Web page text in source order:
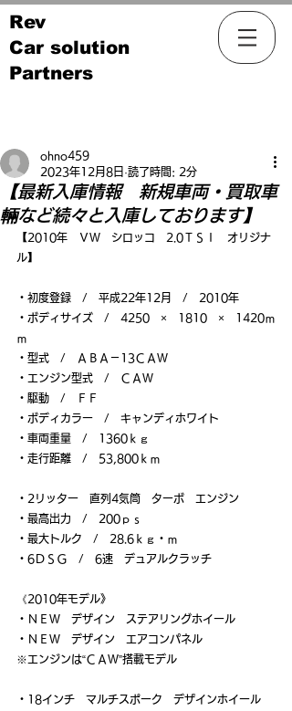
Rev
Car solution
Partners
【最新入庫情報 新規車両・買取車
輛など続々と入庫しております】
ohno459
2023年12月8日 読了時間: 2分
【2010年　ＶＷ　シロッコ　2.0ＴＳＩ　オリジナ
ル】
・初度登録　/　平成22年12月　/　2010年
・ボディサイズ　/　4250　×　1810　×　1420ｍ
ｍ
・型式　/　ＡＢＡ－13ＣＡＷ
・エンジン型式　/　ＣＡＷ
・駆動　/　ＦＦ
・ボディカラー　/　キャンディホワイト
・車両重量　/　1360ｋｇ
・走行距離　/　53,800ｋｍ
・2リッター　直列4気筒　ターボ　エンジン
・最高出力　/　200ｐｓ
・最大トルク　/　28.6ｋｇ・ｍ
・6ＤＳＧ　/　6速　デュアルクラッチ
《2010年モデル》
・ＮＥＷ　デザイン　ステアリングホイール
・ＮＥＷ　デザイン　エアコンパネル
※エンジンは“ＣＡＷ”搭載モデル
・18インチ　マルチスポーク　デザインホイール